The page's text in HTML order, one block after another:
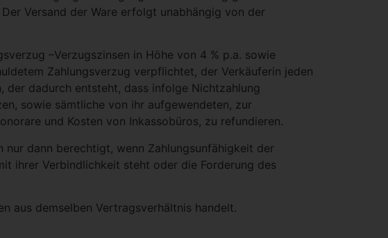
Versand der Ware erfolgt unabhängig von der
–Verzugszinsen in Höhe von 4 % p.a. sowie
Zahlungsverzug verpflichtet, der Verkäuferin jeden
der dadurch entsteht, dass infolge Nichtzahlung
sowie sämtliche von ihr aufgewendeten, zur
und Kosten von Inkassobüros, zu refundieren.
dann berechtigt, wenn Zahlungsunfähigkeit der
ihrer Verbindlichkeit steht oder die Forderung des
aus demselben Vertragsverhältnis handelt.